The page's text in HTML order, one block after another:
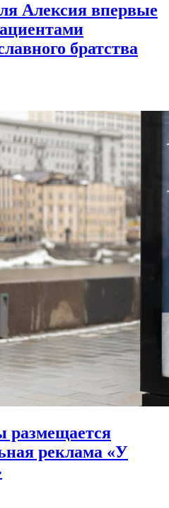
Алексия впервые
братства
размещается
реклама «У